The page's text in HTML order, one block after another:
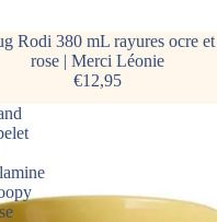
Rodi 380 mL rayures ocre et
rose | Merci Léonie
€12,95